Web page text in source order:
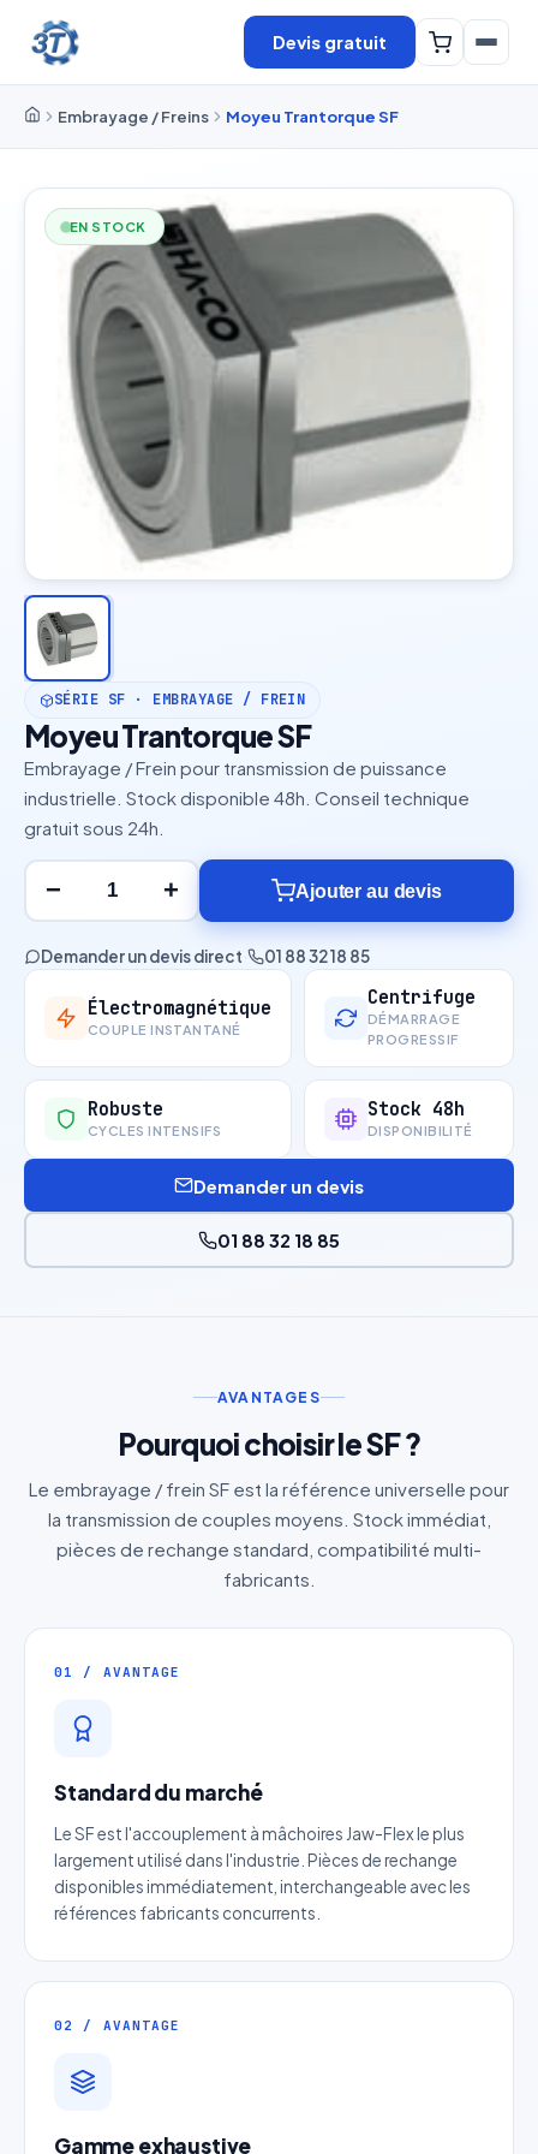
Devis gratuit
Embrayage / Freins Moyeu Trantorque SF
EN STOCK
SÉRIE SF · EMBRAYAGE / FREIN
Moyeu Trantorque SF
Embrayage / Frein pour transmission de puissance
industrielle. Stock disponible 48h. Conseil technique
gratuit sous 24h.
− + Ajouter au devis
Demander un devis direct· 01 88 32 18 85
Électromagnétique
COUPLE INSTANTANÉ
Centrifuge
DÉMARRAGE
PROGRESSIF
Robuste
CYCLES INTENSIFS
Stock 48h
DISPONIBILITÉ
Demander un devis
01 88 32 18 85
AVANTAGES
Pourquoi choisir le SF ?
Le embrayage / frein SF est la référence universelle pour
la transmission de couples moyens. Stock immédiat,
pièces de rechange standard, compatibilité multi-
fabricants.
01 / AVANTAGE
Standard du marché
Le SF est l'accouplement à mâchoires Jaw-Flex le plus
largement utilisé dans l'industrie. Pièces de rechange
disponibles immédiatement, interchangeable avec les
références fabricants concurrents.
02 / AVANTAGE
Gamme exhaustive